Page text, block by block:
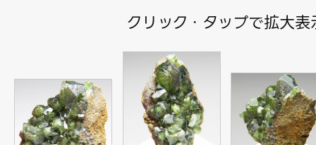
クリック・タップで拡大表